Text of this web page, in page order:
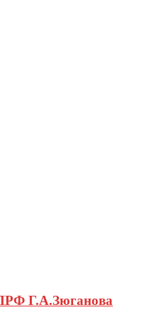
Г.А.Зюганова